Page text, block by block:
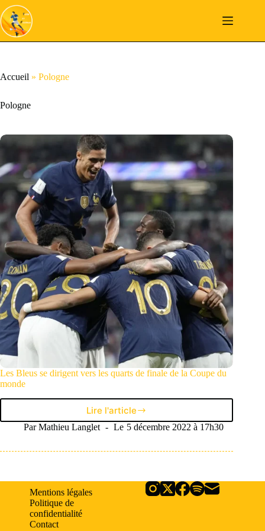
Passer
au
contenu
Accueil » Pologne
Pologne
Les Bleus se dirigent vers les quarts de finale de la Coupe du
monde
Lire l'article
Les
Bleus
dirigent
quarts
Par Mathieu Langlet Le 5 décembre 2022 à 17h30
Mentions légales
Politique de
confidentialité
Contact